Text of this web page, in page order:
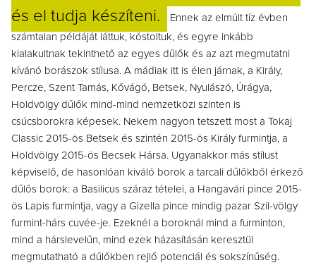
és el tudja készíteni.
Ennek az elmúlt tíz évben
számtalan példáját láttuk, kóstoltuk, és egyre inkább
kialakultnak tekinthető az egyes dűlők és az azt megmutatni
kívánó borászok stílusa. A mádiak itt is élen járnak, a Király,
Percze, Szent Tamás, Kővágó, Betsek, Nyulászó, Úrágya,
Holdvölgy dűlők mind-mind nemzetközi szinten is
csúcsborokra képesek. Nekem nagyon tetszett most a Tokaj
Classic 2015-ös Betsek és szintén 2015-ös Király furmintja, a
Holdvölgy 2015-ös Becsek Hársa. Ugyanakkor más stílust
képviselő, de hasonlóan kiváló borok a tarcali dűlőkből érkező
dűlős borok: a Basilicus száraz tételei, a Hangavári pince 2015-
ös Lapis furmintja, vagy a Gizella pince mindig pazar Szil-völgy
furmint-hárs cuvée-je. Ezeknél a boroknál mind a furminton,
mind a hárslevelűn, mind ezek házasításán keresztül
megmutatható a dűlőkben rejlő potenciál és sokszínűség.